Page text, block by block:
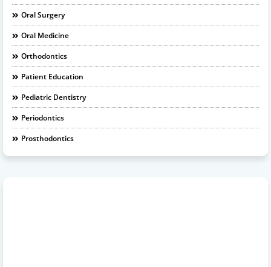
Oral Surgery
Oral Medicine
Orthodontics
Patient Education
Pediatric Dentistry
Periodontics
Prosthodontics